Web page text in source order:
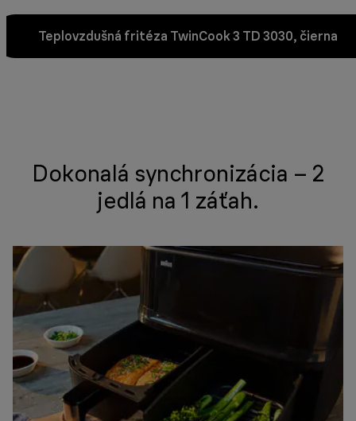
Teplovzdušná fritéza TwinCook 3 TD 3030, čierna
Dokonalá synchronizácia – 2
jedlá na 1 záťah.